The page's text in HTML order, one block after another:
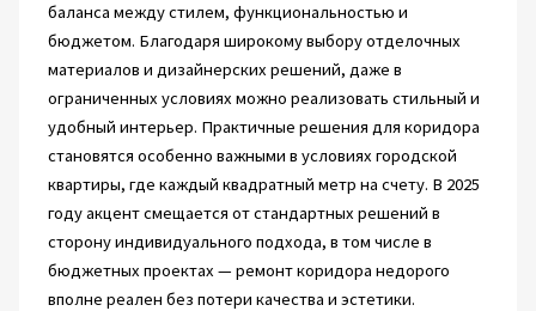
баланса между стилем, функциональностью и
бюджетом. Благодаря широкому выбору отделочных
материалов и дизайнерских решений, даже в
ограниченных условиях можно реализовать стильный и
удобный интерьер. Практичные решения для коридора
становятся особенно важными в условиях городской
квартиры, где каждый квадратный метр на счету. В 2025
году акцент смещается от стандартных решений в
сторону индивидуального подхода, в том числе в
бюджетных проектах — ремонт коридора недорого
вполне реален без потери качества и эстетики.